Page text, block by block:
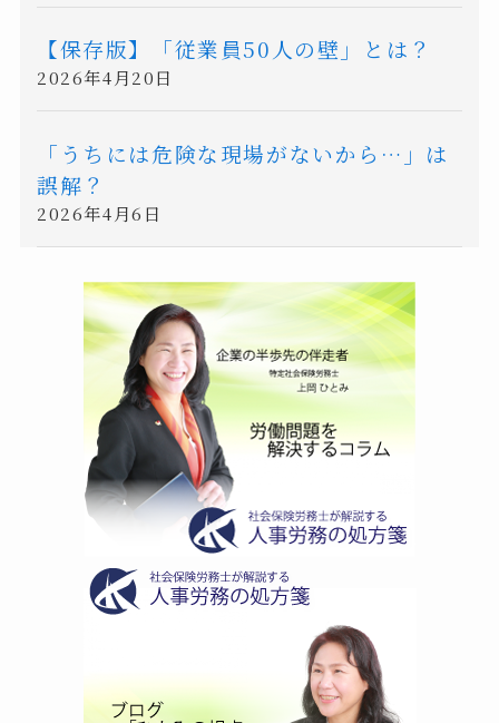
【保存版】「従業員50人の壁」とは？
2026年4月20日
「うちには危険な現場がないから…」は
誤解？
2026年4月6日